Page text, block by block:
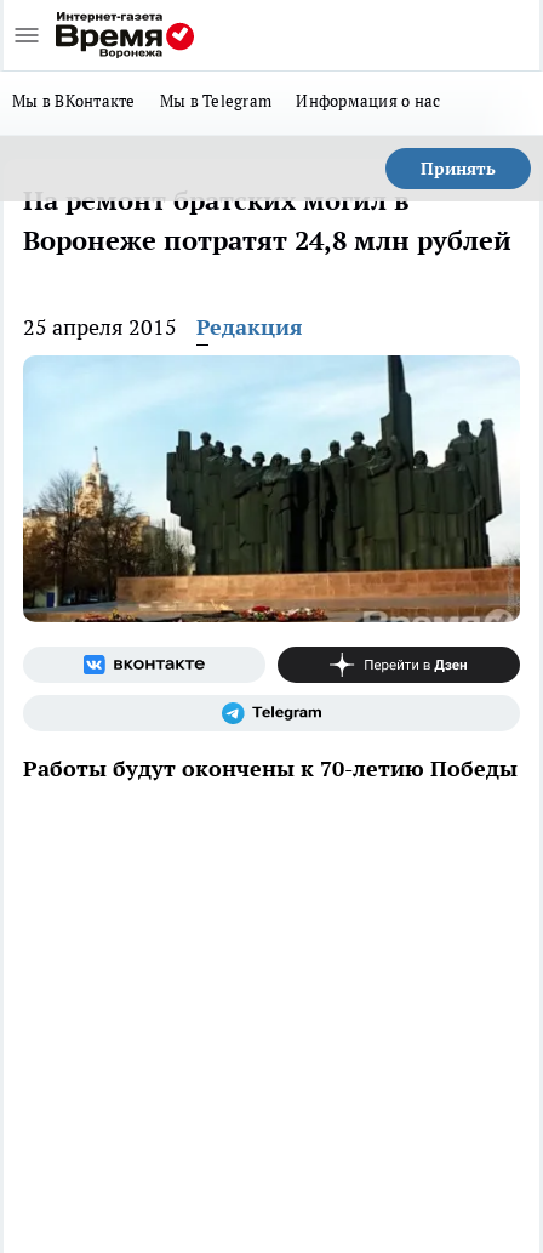
Мы в ВКонтакте Мы в Telegram Информация о нас
Принять
На ремонт братских могил в
Воронеже потратят 24,8 млн рублей
25 апреля 2015 Редакция
Работы будут окончены к 70-летию Победы